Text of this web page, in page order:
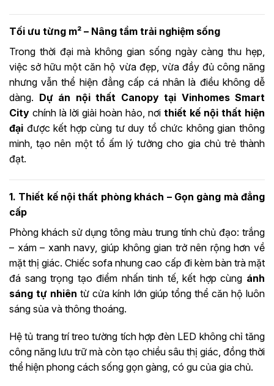
Tối ưu từng m² – Nâng tầm trải nghiệm sống
Trong thời đại mà không gian sống ngày càng thu hẹp,
việc sở hữu một căn hộ vừa đẹp, vừa đầy đủ công năng
nhưng vẫn thể hiện đẳng cấp cá nhân là điều không dễ
dàng. Dự án nội thất Canopy tại Vinhomes Smart
City chính là lời giải hoàn hảo, nơi thiết kế nội thất hiện
đại được kết hợp cùng tư duy tổ chức không gian thông
minh, tạo nên một tổ ấm lý tưởng cho gia chủ trẻ thành
đạt.
1. Thiết kế nội thất phòng khách – Gọn gàng mà đẳng
cấp
Phòng khách sử dụng tông màu trung tính chủ đạo: trắng
– xám – xanh navy, giúp không gian trở nên rộng hơn về
mặt thị giác. Chiếc sofa nhung cao cấp đi kèm bàn trà mặt
đá sang trọng tạo điểm nhấn tinh tế, kết hợp cùng ánh
sáng tự nhiêntừ cửa kính lớn giúp tổng thể căn hộ luôn
sáng sủa và thông thoáng.
Hệ tủ trang trí treo tường tích hợp đèn LED không chỉ tăng
công năng lưu trữ mà còn tạo chiều sâu thị giác, đồng thời
thể hiện phong cách sống gọn gàng, có gu của gia chủ.